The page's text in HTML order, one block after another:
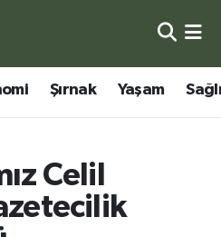
Şırnak Yaşam
Celil
Haritası